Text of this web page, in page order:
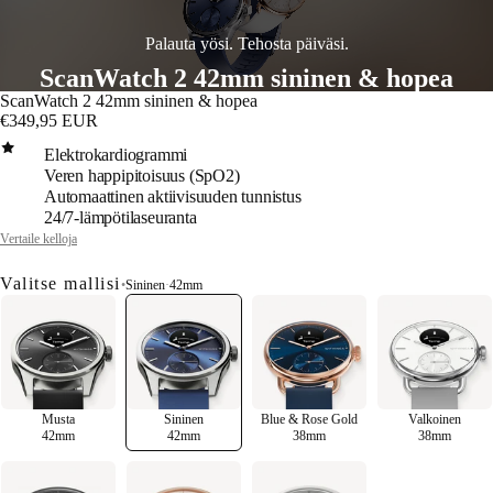
Palauta yösi. Tehosta päiväsi.
ScanWatch 2 42mm sininen & hopea
ScanWatch 2 42mm sininen & hopea
€349,95 EUR
Elektrokardiogrammi
Veren happipitoisuus (SpO2)
Automaattinen aktiivisuuden tunnistus
24/7-lämpötilaseuranta
Vertaile kelloja
Valitse mallisi •Sininen·42mm
Musta
42mm
Sininen
42mm
Blue & Rose Gold
38mm
Valkoinen
38mm